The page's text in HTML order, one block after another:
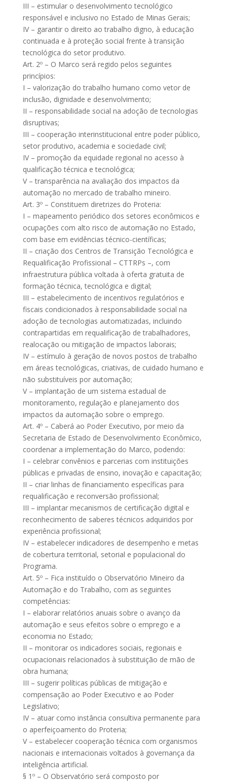
III – estimular o desenvolvimento tecnológico
responsável e inclusivo no Estado de Minas Gerais;
IV – garantir o direito ao trabalho digno, à educação
continuada e à proteção social frente à transição
tecnológica do setor produtivo.
Art. 2º – O Marco será regido pelos seguintes
princípios:
I – valorização do trabalho humano como vetor de
inclusão, dignidade e desenvolvimento;
II – responsabilidade social na adoção de tecnologias
disruptivas;
III – cooperação interinstitucional entre poder público,
setor produtivo, academia e sociedade civil;
IV – promoção da equidade regional no acesso à
qualificação técnica e tecnológica;
V – transparência na avaliação dos impactos da
automação no mercado de trabalho mineiro.
Art. 3º – Constituem diretrizes do Proteria:
I – mapeamento periódico dos setores econômicos e
ocupações com alto risco de automação no Estado,
com base em evidências técnico-científicas;
II – criação dos Centros de Transição Tecnológica e
Requalificação Profissional – CTTRPs –, com
infraestrutura pública voltada à oferta gratuita de
formação técnica, tecnológica e digital;
III – estabelecimento de incentivos regulatórios e
fiscais condicionados à responsabilidade social na
adoção de tecnologias automatizadas, incluindo
contrapartidas em requalificação de trabalhadores,
realocação ou mitigação de impactos laborais;
IV – estímulo à geração de novos postos de trabalho
em áreas tecnológicas, criativas, de cuidado humano e
não substituíveis por automação;
V – implantação de um sistema estadual de
monitoramento, regulação e planejamento dos
impactos da automação sobre o emprego.
Art. 4º – Caberá ao Poder Executivo, por meio da
Secretaria de Estado de Desenvolvimento Econômico,
coordenar a implementação do Marco, podendo:
I – celebrar convênios e parcerias com instituições
públicas e privadas de ensino, inovação e capacitação;
II – criar linhas de financiamento específicas para
requalificação e reconversão profissional;
III – implantar mecanismos de certificação digital e
reconhecimento de saberes técnicos adquiridos por
experiência profissional;
IV – estabelecer indicadores de desempenho e metas
de cobertura territorial, setorial e populacional do
Programa.
Art. 5º – Fica instituído o Observatório Mineiro da
Automação e do Trabalho, com as seguintes
competências:
I – elaborar relatórios anuais sobre o avanço da
automação e seus efeitos sobre o emprego e a
economia no Estado;
II – monitorar os indicadores sociais, regionais e
ocupacionais relacionados à substituição de mão de
obra humana;
III – sugerir políticas públicas de mitigação e
compensação ao Poder Executivo e ao Poder
Legislativo;
IV – atuar como instância consultiva permanente para
o aperfeiçoamento do Proteria;
V – estabelecer cooperação técnica com organismos
nacionais e internacionais voltados à governança da
inteligência artificial.
§ 1º – O Observatório será composto por